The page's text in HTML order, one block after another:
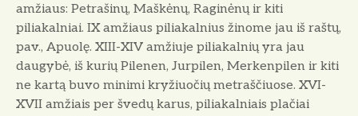
amžiaus: Petrašinų, Maškėnų, Raginėnų ir kiti
piliakalniai. IX amžiaus piliakalnius žinome jau iš raštų,
pav., Apuolę. XIII-XIV amžiuje piliakalnių yra jau
daugybė, iš kurių Pilenen, Jurpilen, Merkenpilen ir kiti
ne kartą buvo minimi kryžiuočių metraščiuose. XVI-
XVII amžiais per švedų karus, piliakalniais plačiai